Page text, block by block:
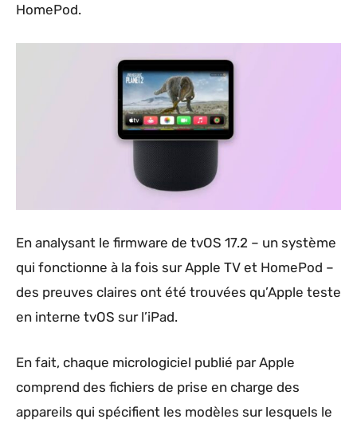
HomePod.
En analysant le firmware de tvOS 17.2 – un système
qui fonctionne à la fois sur Apple TV et HomePod –
des preuves claires ont été trouvées qu’Apple teste
en interne tvOS sur l’iPad.
En fait, chaque micrologiciel publié par Apple
comprend des fichiers de prise en charge des
appareils qui spécifient les modèles sur lesquels le